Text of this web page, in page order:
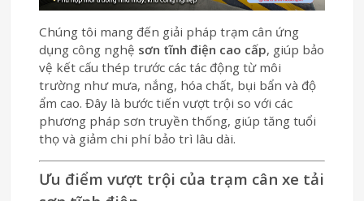
Chúng tôi mang đến giải pháp trạm cân ứng
dụng công nghệ sơn tĩnh điện cao cấp, giúp bảo
vệ kết cấu thép trước các tác động từ môi
trường như mưa, nắng, hóa chất, bụi bẩn và độ
ẩm cao. Đây là bước tiến vượt trội so với các
phương pháp sơn truyền thống, giúp tăng tuổi
thọ và giảm chi phí bảo trì lâu dài.
Ưu điểm vượt trội của trạm cân xe tải